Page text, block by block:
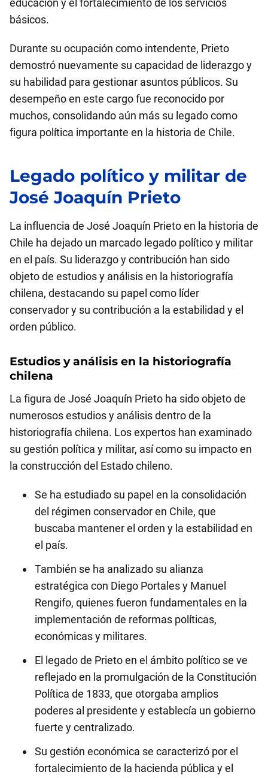
educación y el fortalecimiento de los servicios
básicos.
Durante su ocupación como intendente, Prieto
demostró nuevamente su capacidad de liderazgo y
su habilidad para gestionar asuntos públicos. Su
desempeño en este cargo fue reconocido por
muchos, consolidando aún más su legado como
figura política importante en la historia de Chile.
Legado político y militar de
José Joaquín Prieto
La influencia de José Joaquín Prieto en la historia de
Chile ha dejado un marcado legado político y militar
en el país. Su liderazgo y contribución han sido
objeto de estudios y análisis en la historiografía
chilena, destacando su papel como líder
conservador y su contribución a la estabilidad y el
orden público.
Estudios y análisis en la historiografía
chilena
La figura de José Joaquín Prieto ha sido objeto de
numerosos estudios y análisis dentro de la
historiografía chilena. Los expertos han examinado
su gestión política y militar, así como su impacto en
la construcción del Estado chileno.
Se ha estudiado su papel en la consolidación
del régimen conservador en Chile, que
buscaba mantener el orden y la estabilidad en
el país.
También se ha analizado su alianza
estratégica con Diego Portales y Manuel
Rengifo, quienes fueron fundamentales en la
implementación de reformas políticas,
económicas y militares.
El legado de Prieto en el ámbito político se ve
reflejado en la promulgación de la Constitución
Política de 1833, que otorgaba amplios
poderes al presidente y establecía un gobierno
fuerte y centralizado.
Su gestión económica se caracterizó por el
fortalecimiento de la hacienda pública y el